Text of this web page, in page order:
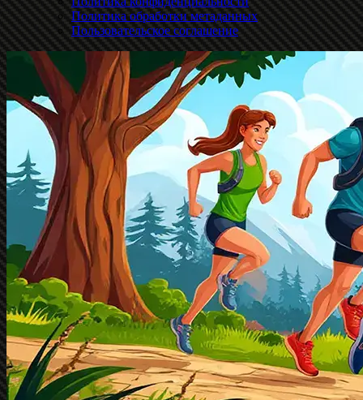
Политика обработки метаданных
Пользовательское соглашение